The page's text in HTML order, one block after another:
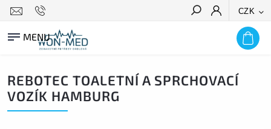
CZK
HLEDAT
REBOTEC TOALETNÍ A SPRCHOVACÍ
VOZÍK HAMBURG